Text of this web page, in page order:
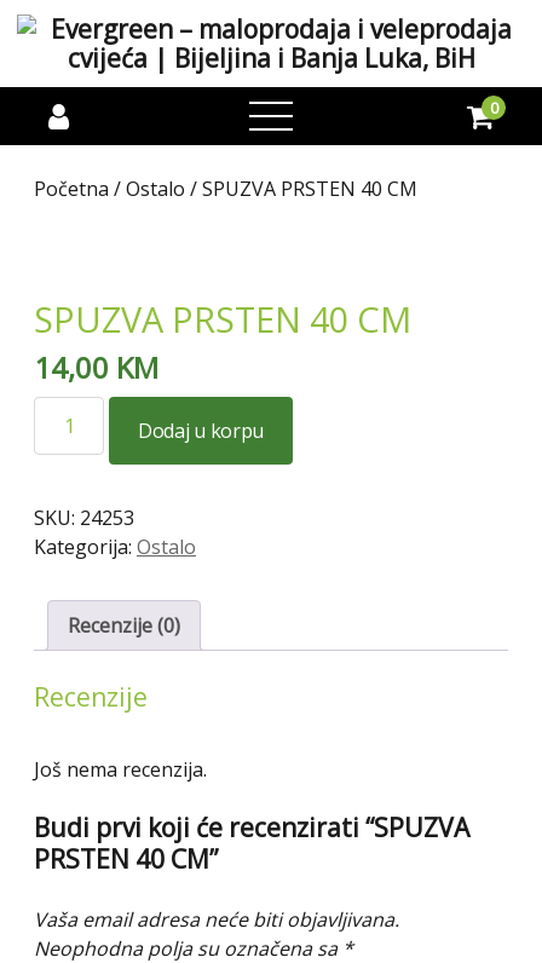
open
menu
0
Početna /Ostalo / SPUZVA PRSTEN 40 CM
SPUZVA PRSTEN 40 CM
14,00 KM
PRSTEN
količina
Dodaj u korpu
SKU: 24253
Kategorija: Ostalo
Recenzije (0)
Recenzije
Još nema recenzija.
Budi prvi koji će recenzirati “SPUZVA
PRSTEN 40 CM”
Vaša email adresa neće biti objavljivana.
Neophodna polja su označena sa *